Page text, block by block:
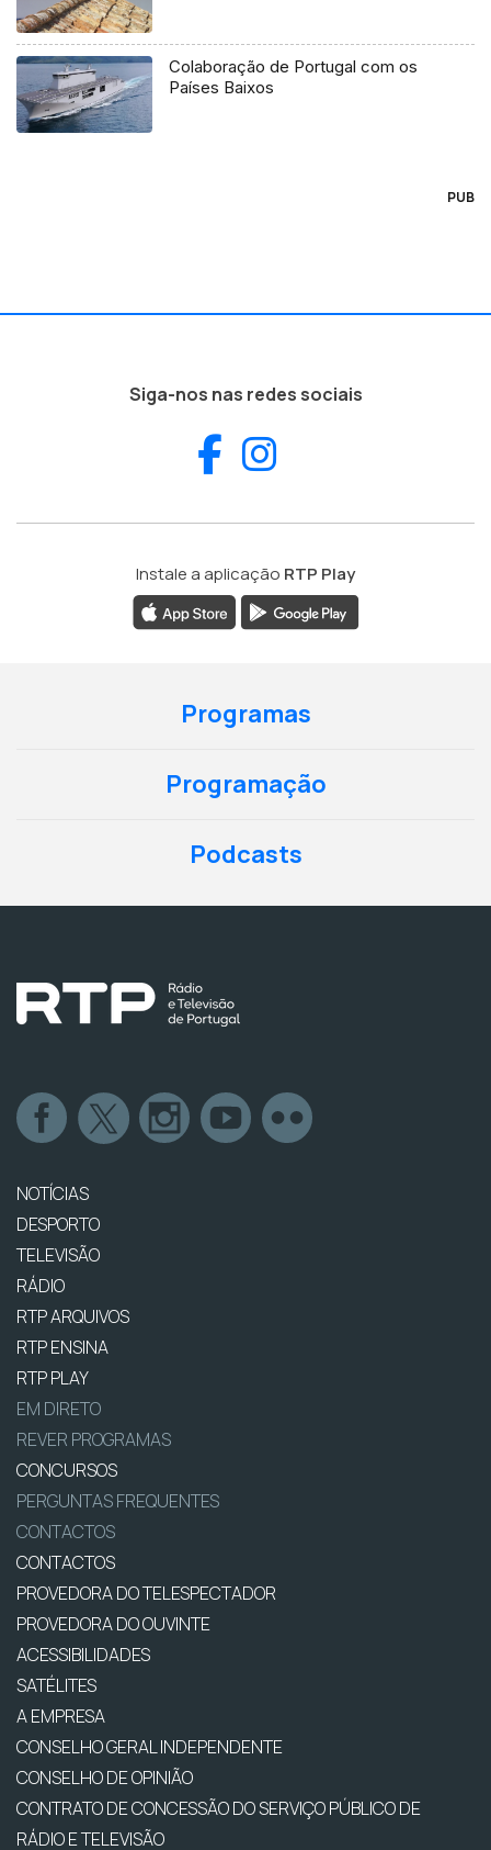
Colaboração de Portugal com os
Países Baixos
PUB
Siga-nos nas redes sociais
Facebook
Instale a aplicação RTP Play
Programas
Programação
Podcasts
NOTÍCIAS
DESPORTO
TELEVISÃO
RÁDIO
RTP ARQUIVOS
RTP ENSINA
RTP PLAY
EM DIRETO
REVER PROGRAMAS
CONCURSOS
PERGUNTAS FREQUENTES
CONTACTOS
CONTACTOS
PROVEDORA DO TELESPECTADOR
PROVEDORA DO OUVINTE
ACESSIBILIDADES
SATÉLITES
A EMPRESA
CONSELHO GERAL INDEPENDENTE
CONSELHO DE OPINIÃO
CONTRATO DE CONCESSÃO DO SERVIÇO PÚBLICO DE
RÁDIO E TELEVISÃO